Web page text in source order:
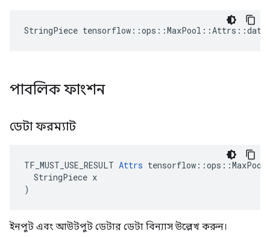
StringPiece
পাবলিক ফাংশন
ডেটা ফরম্যাট
TF_MUST_USE_RESULT Attrs
  StringPiece x
)
ইনপুট এবং আউটপুট ডেটার ডেটা বিন্যাস উল্লেখ করুন।